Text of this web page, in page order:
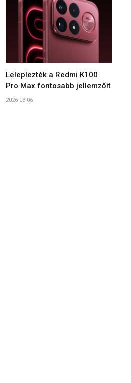
Leleplezték a Redmi K100
Pro Max fontosabb jellemzőit
2026-08-06